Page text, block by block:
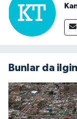
Bunlar da